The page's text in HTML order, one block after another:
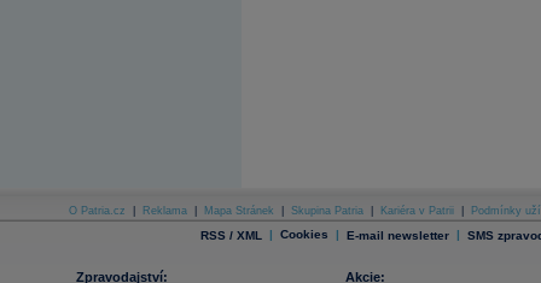
Archiv - Měsíční makroekonomické přehledy
O Patria.cz Reklama Mapa Stránek Skupina Patria Kariéra v Patrii Podmínky
RSS / XML | Cookies | E-mail newsletter | SMS
Zpravodajství:
Akcie: